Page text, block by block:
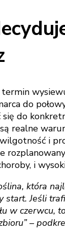
do
do
realne
i
i
która
start. Jeśli
w czerwcu,
–